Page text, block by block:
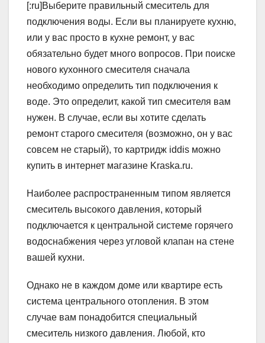
[:ru]Выберите правильный смеситель для
подключения воды. Если вы планируете кухню,
или у вас просто в кухне ремонт, у вас
обязательно будет много вопросов. При поиске
нового кухонного смесителя сначала
необходимо определить тип подключения к
воде. Это определит, какой тип смесителя вам
нужен. В случае, если вы хотите сделать
ремонт старого смесителя (возможно, он у вас
совсем не старый), то картридж iddis можно
купить в интернет магазине Kraska.ru.
Наиболее распространенным типом является
смеситель высокого давления, который
подключается к центральной системе горячего
водоснабжения через угловой клапан на стене
вашей кухни.
Однако не в каждом доме или квартире есть
система центрального отопления. В этом
случае вам понадобится специальный
смеситель низкого давления. Любой, кто